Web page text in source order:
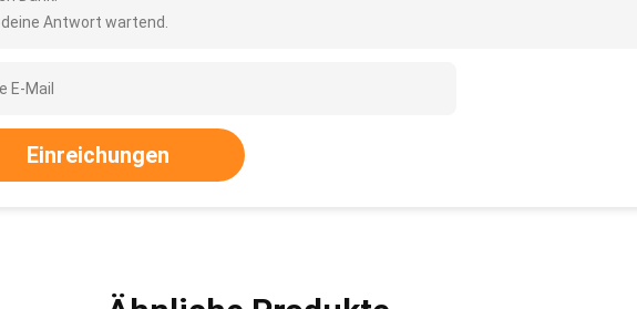
Antwort wartend.
Einreichungen